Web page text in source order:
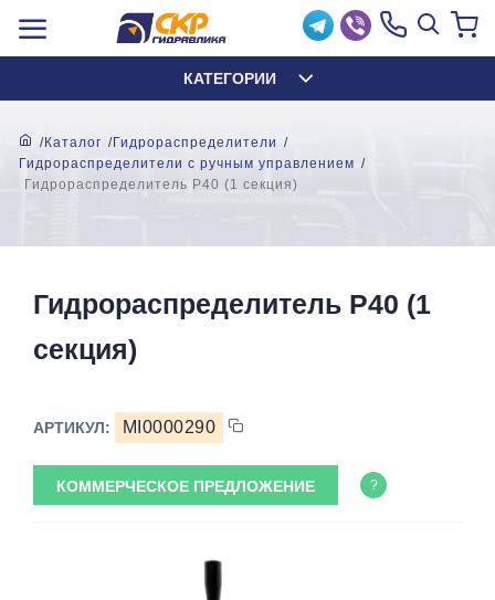
КАТЕГОРИИ
Каталог
Гидрораспределители
Гидрораспределители с ручным управлением
Гидрораспределитель P40 (1 секция)
Гидрораспределитель P40 (1
секция)
АРТИКУЛ: MI0000290
КОММЕРЧЕСКОЕ ПРЕДЛОЖЕНИЕ ?